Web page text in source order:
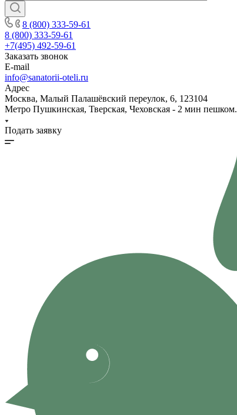
8 (800) 333-59-61
8 (800) 333-59-61
+7(495) 492-59-61
Заказать звонок
E-mail
info@sanatorii-oteli.ru
Адрес
Москва, Малый Палашёвский переулок, 6, 123104
Метро Пушкинская, Тверская, Чеховская - 2 мин пешком.
Подать заявку